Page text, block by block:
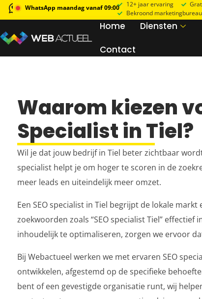
WhatsApp maandag vanaf 09:00 12+ jaar ervaring
Bekroond marketingbureau
Home Diensten
Contact
Waarom kiezen
Specialist in Tiel?
Wil je dat jouw bedrijf in Tiel beter zichtbaar
specialist helpt je om hoger te scoren in de
meer leads en uiteindelijk meer omzet.
Een SEO specialist in Tiel begrijpt de lokale
zoekwoorden zoals “SEO specialist Tiel”
inhoudelijk te optimaliseren, zorgen we ervoor
Bij Webactueel werken we met ervaren SEO
ontwikkelen, afgestemd op de specifieke
bent of een gevestigde organisatie runt, wij